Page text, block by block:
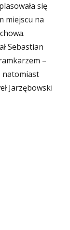
się
miejscu na
Sebastian
–
natomiast
Jarzębowski
TURNIEJ